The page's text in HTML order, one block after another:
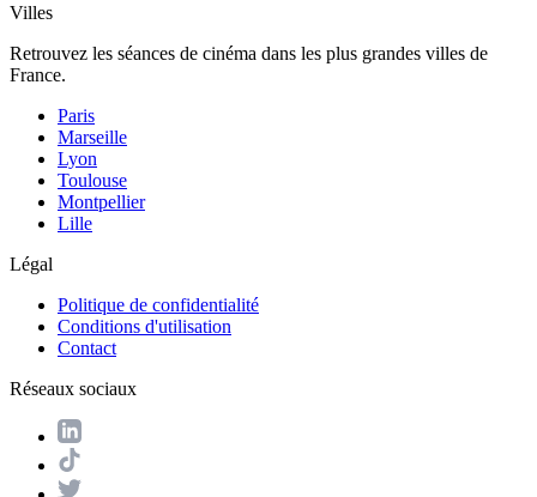
Villes
Retrouvez les séances de cinéma dans les plus grandes villes de
France.
Paris
Marseille
Lyon
Toulouse
Montpellier
Lille
Légal
Politique de confidentialité
Conditions d'utilisation
Contact
Réseaux sociaux